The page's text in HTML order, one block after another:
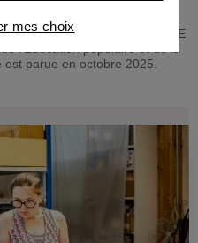
est une étude annuelle
avec le soutien de HEXOPÉE
l’Éducation populaire et de la
est parue en octobre 2025.
cookies et la liste de nos
mes choix